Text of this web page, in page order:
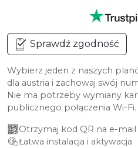
Sprawdź zgodność
Wybierz jeden z naszych
dla austria i zachowaj swój
Nie ma potrzeby wymiany
publicznego połączenia Wi-Fi.
Otrzymaj kod QR na e-mail
Łatwa instalacja i aktywacja